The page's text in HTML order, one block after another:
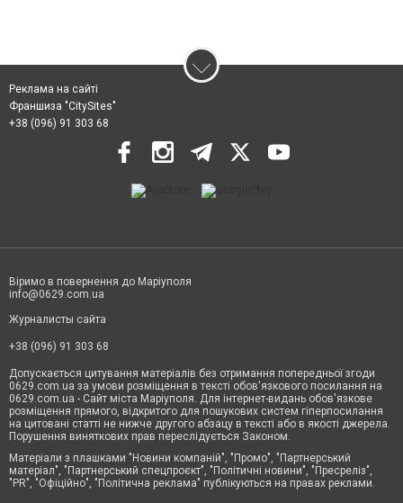
Реклама на сайті
Франшиза "CitySites"
+38 (096) 91 303 68
Віримо в повернення до Маріуполя
info@0629.com.ua
Журналисты сайта
+38 (096) 91 303 68
Допускається цитування матеріалів без отримання попередньої згоди
0629.com.ua за умови розміщення в тексті обов'язкового посилання на
0629.com.ua - Сайт міста Маріуполя. Для інтернет-видань обов'язкове
розміщення прямого, відкритого для пошукових систем гіперпосилання
на цитовані статті не нижче другого абзацу в тексті або в якості джерела.
Порушення виняткових прав переслідується Законом.
Матеріали з плашками "Новини компаній", "Промо", "Партнерський
матеріал", "Партнерський спецпроєкт", "Політичні новини", "Пресреліз",
"PR", "Офіційно", "Політична реклама" публікуються на правах реклами.